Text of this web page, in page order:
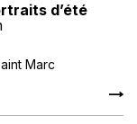
d’été
Marc